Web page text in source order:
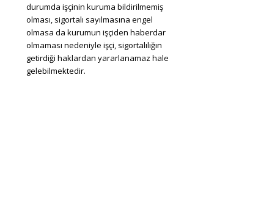
durumda işçinin kuruma bildirilmemiş
olması, sigortalı sayılmasına engel
olmasa da kurumun işçiden haberdar
olmaması nedeniyle işçi, sigortalılığın
getirdiği haklardan yararlanamaz hale
gelebilmektedir.